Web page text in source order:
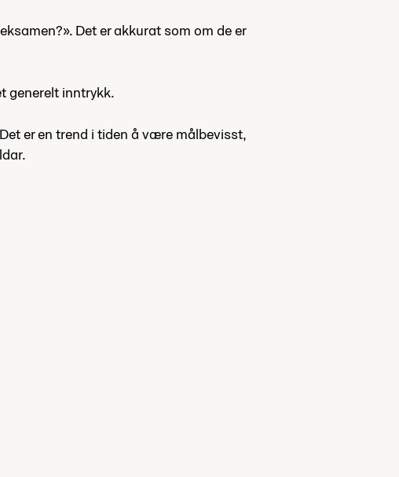
Det er akkurat som om de er
generelt inntrykk.
er en trend i tiden å være målbevisst,